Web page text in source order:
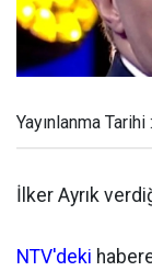
Yayınlanma
İlker Ayrık
NTV'deki